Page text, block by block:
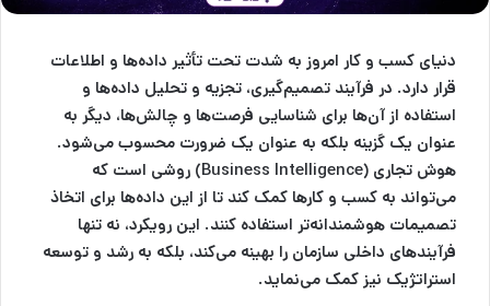
دنیای کسب و کار امروز به شدت تحت تأثیر داده‌ها و اطلاعات
قرار دارد. در فرآیند تصمیم‌گیری، تجزیه و تحلیل داده‌ها و
استفاده از آن‌ها برای شناسایی فرصت‌ها و چالش‌ها، دیگر به
عنوان یک گزینه بلکه به عنوان یک ضرورت محسوب می‌شود.
هوش تجاری
(Business Intelligence) روشی است که
می‌تواند به کسب و کارها کمک کند تا از این داده‌ها برای اتخاذ
تصمیمات هوشمندانه‌تر استفاده کنند. این رویکرد، نه تنها
فرآیندهای داخلی سازمان را بهینه می‌کند، بلکه به رشد و توسعه
استراتژیک نیز کمک می‌نماید.